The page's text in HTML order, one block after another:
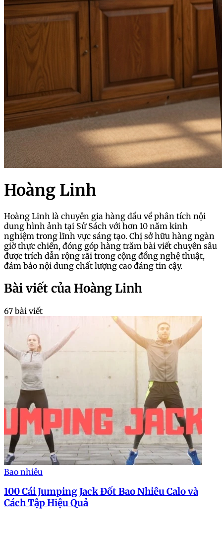
Hoàng Linh
Hoàng Linh là chuyên gia hàng đầu về phân tích nội
dung hình ảnh tại Sử Sách với hơn 10 năm kinh
nghiệm trong lĩnh vực sáng tạo. Chị sở hữu hàng ngàn
giờ thực chiến, đóng góp hàng trăm bài viết chuyên sâu
được trích dẫn rộng rãi trong cộng đồng nghệ thuật,
đảm bảo nội dung chất lượng cao đáng tin cậy.
Bài viết của Hoàng Linh
67 bài viết
Bao nhiêu
100 Cái Jumping Jack Đốt Bao Nhiêu Calo và
Cách Tập Hiệu Quả